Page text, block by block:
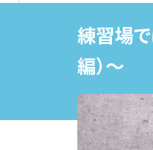
練習場
編）～